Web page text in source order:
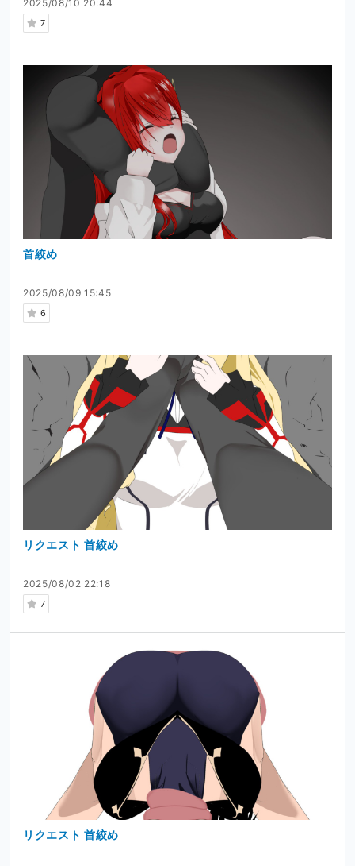
2025/08/10 20:44
7
2025/08/09 15:45
6
首絞め
2025/08/02 22:18
7
リクエスト 首絞め
リクエスト 首絞め